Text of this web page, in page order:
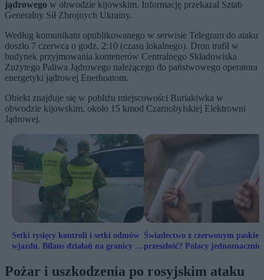
jądrowego w obwodzie kijowskim. Informację przekazał Sztab
Generalny Sił Zbrojnych Ukrainy.
Według komunikatu opublikowanego w serwisie Telegram do ataku
doszło 7 czerwca o godz. 2:10 (czasu lokalnego). Dron trafił w
budynek przyjmowania kontenerów Centralnego Składowiska
Zużytego Paliwa Jądrowego należącego do państwowego operatora
energetyki jądrowej Enerhoatom.
Obiekt znajduje się w pobliżu miejscowości Buriakiwka w
obwodzie kijowskim, około 15 kmod Czarnobylskiej Elektrowni
Jądrowej.
Setki tysięcy kontroli i setki odmów
wjazdu. Bilans działań na granicy z
Świadectwo z czerwonym
przeszłość? Polacy jednoznacznie
Pożar i uszkodzenia po rosyjskim ataku